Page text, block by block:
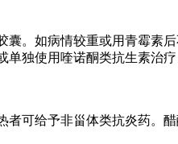
如病情较重或用青霉素后
独使用喹诺酮类抗生素治
给予非甾体类抗炎药。醋